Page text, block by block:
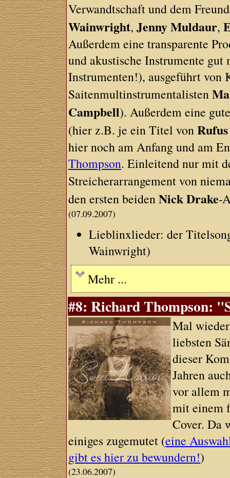
Verwandtschaft und dem
Wainwright,Jenny Muldaur,
Außerdem eine transparente
und akustische Instrumente
Instrumenten!), ausgeführt von
Saitenmultinstrumentalisten
Campbell). Außerdem eine
(hier z.B. je ein Titel von
hier noch am Anfang und am
Thompson. Einleitend nur mit
Streicherarrangement von
den ersten beidenNick Drake-
(07.09.2007)
Lieblinxlieder: der
Wainwright)
Mehr ...
#8: Richard Thompson:
Mal
liebsten
dieser
Jahren
vor allem
mit einem
Cover. Da
einiges zugemutet (eine
gibt es hier zu bewundern!)
(23.06.2007)